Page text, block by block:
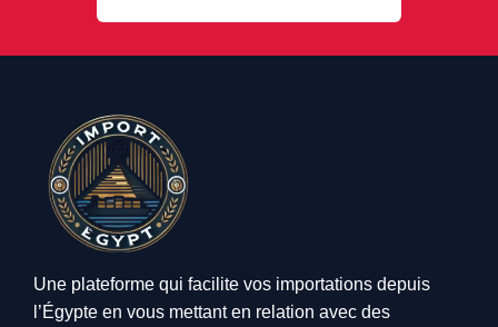
Une plateforme qui facilite vos importations depuis
l’Égypte en vous mettant en relation avec des